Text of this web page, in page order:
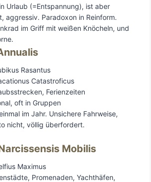
Urlaub (=Entspannung), ist aber
aggressiv. Paradoxon in Reinform.
im Griff mit weißen Knöcheln, und
Rasantus
Catastroficus
Ferienzeiten
oft in Gruppen
im Jahr. Unsichere Fahrweise,
nicht, völlig überfordert.
Mobilis
Maximus
Promenaden, Yachthäfen,